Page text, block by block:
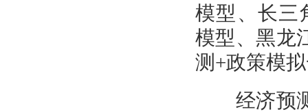
模型、长三
模型、黑龙
测+政策模
经济预测